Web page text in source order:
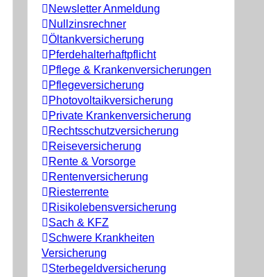
Newsletter Anmeldung
Nullzinsrechner
Öltankversicherung
Pferdehalterhaftpflicht
Pflege & Krankenversicherungen
Pflegeversicherung
Photovoltaikversicherung
Private Krankenversicherung
Rechtsschutzversicherung
Reiseversicherung
Rente & Vorsorge
Rentenversicherung
Riesterrente
Risikolebensversicherung
Sach & KFZ
Schwere Krankheiten
Versicherung
Sterbegeldversicherung